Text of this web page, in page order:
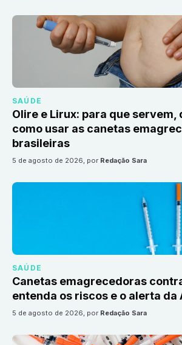
SAÚDE
Olire e Lirux: para que servem,
como usar as canetas
brasileiras
5 de agosto de 2026, por Redação Sara
SAÚDE
Canetas emagrecedoras
entenda os riscos e o alerta da
5 de agosto de 2026, por Redação Sara